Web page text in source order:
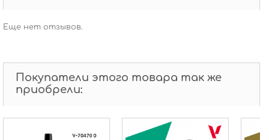
Еще нет отзывов.
Покупатели этого товара так же
приобрели: